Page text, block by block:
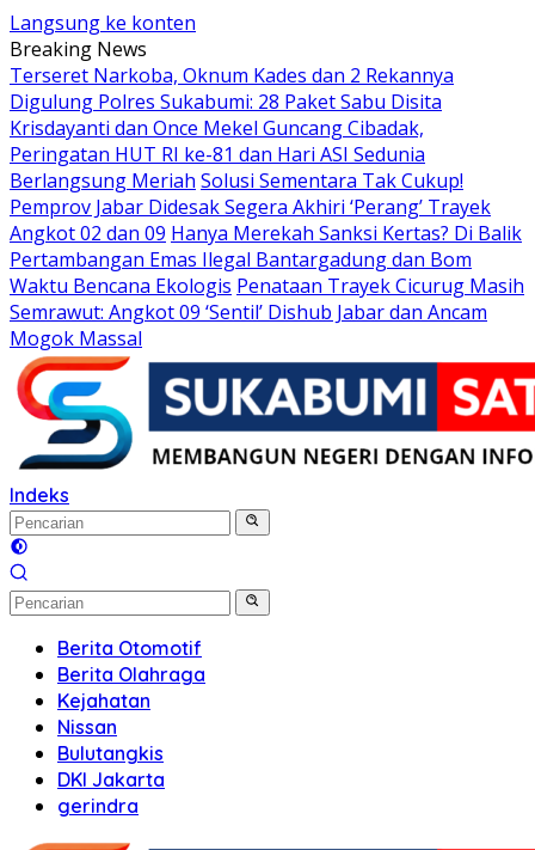
Langsung ke konten
Breaking News
Terseret Narkoba, Oknum Kades dan 2 Rekannya
Digulung Polres Sukabumi: 28 Paket Sabu Disita
Krisdayanti dan Once Mekel Guncang Cibadak,
Peringatan HUT RI ke-81 dan Hari ASI Sedunia
Berlangsung Meriah Solusi Sementara Tak Cukup!
Pemprov Jabar Didesak Segera Akhiri ‘Perang’ Trayek
Angkot 02 dan 09 Hanya Merekah Sanksi Kertas? Di Balik
Pertambangan Emas Ilegal Bantargadung dan Bom
Waktu Bencana Ekologis Penataan Trayek Cicurug Masih
Semrawut: Angkot 09 ‘Sentil’ Dishub Jabar dan Ancam
Mogok Massal
Indeks
Berita Otomotif
Berita Olahraga
Kejahatan
Nissan
Bulutangkis
DKI Jakarta
gerindra